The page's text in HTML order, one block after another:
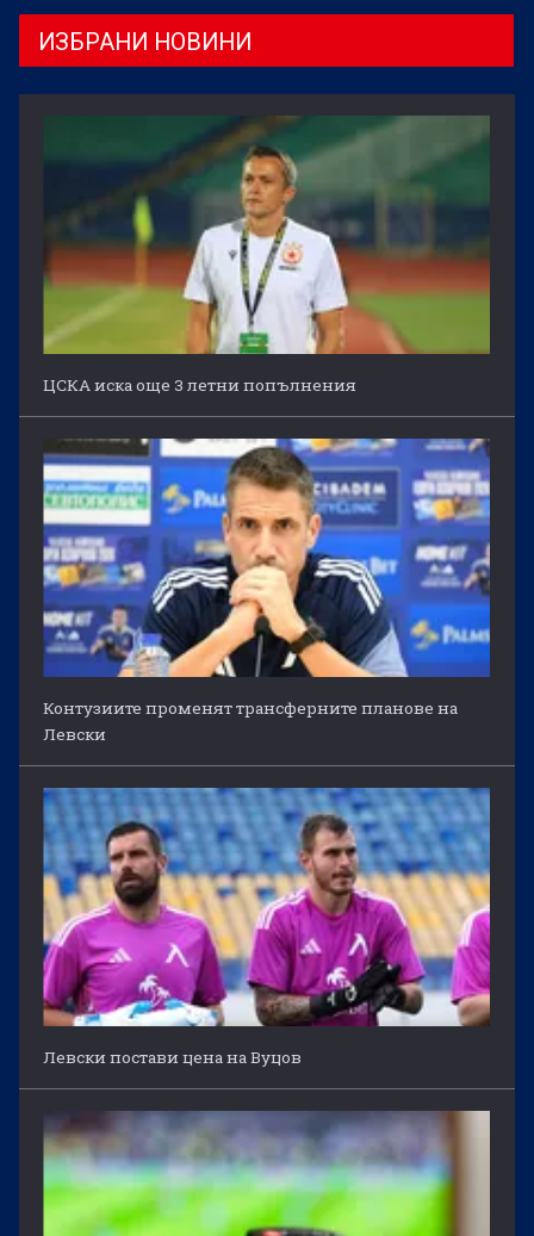
ИЗБРАНИ НОВИНИ
ЦСКА иска още 3 летни попълнения
Контузиите променят трансферните планове на
Левски
Левски постави цена на Вуцов